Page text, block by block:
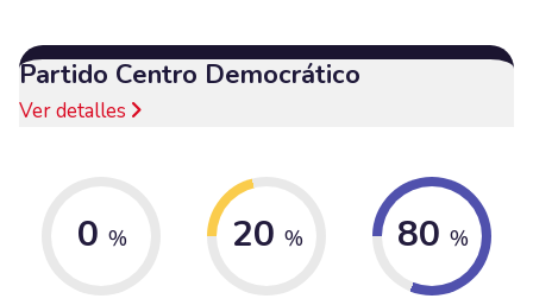
Partido Centro Democrático
Ver detalles
0 % 20 % 80 %